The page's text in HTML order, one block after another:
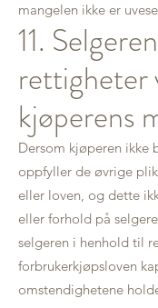
mangelen ikke er
11.
rettigheter
kjøperens
Dersom kjøperen ikke
oppfyller de øvrige
eller loven, og dette
eller forhold på
selgeren i henhold til
forbrukerkjøpsloven
omstendighetene